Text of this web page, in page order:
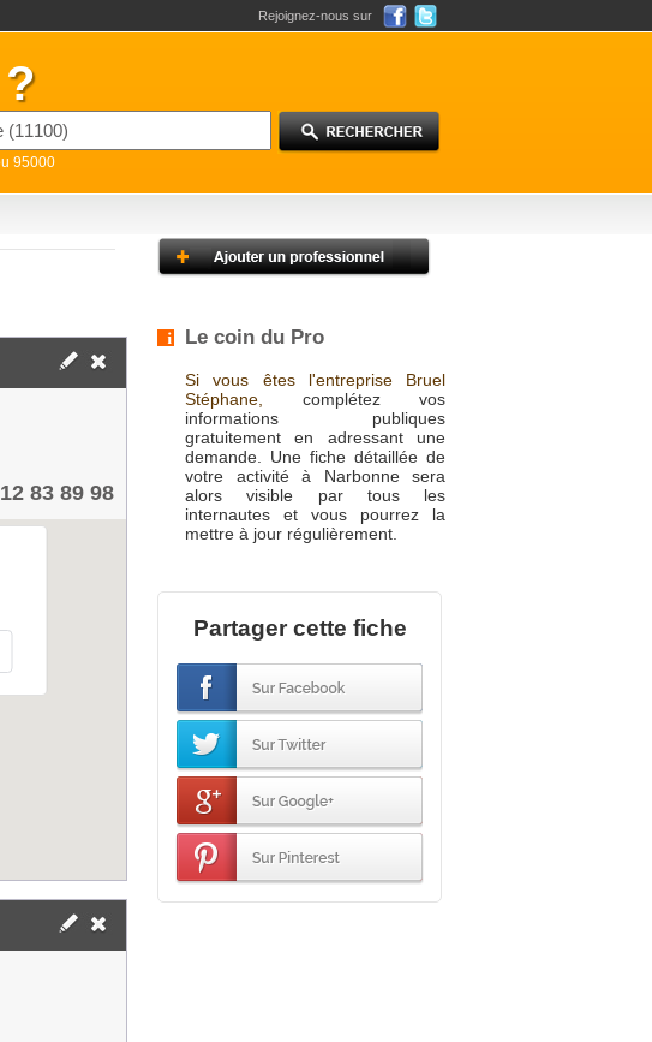
Rejoignez-nous sur
95000
83 89 98
Le coin du Pro
Si vous êtes l'entreprise Bruel
Stéphane,
complétez vos
informations publiques
gratuitement en adressant une
demande. Une fiche détaillée de
votre activité à Narbonne sera
alors visible par tous les
internautes et vous pourrez la
mettre à jour régulièrement.
Partager cette fiche